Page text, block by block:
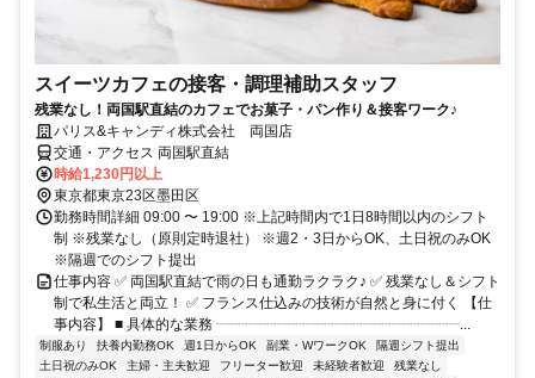
スイーツカフェの接客・調理補助スタッフ
残業なし！両国駅直結のカフェでお菓子・パン作り＆接客ワーク♪
パリス&キャンディ株式会社 両国店
交通・アクセス 両国駅直結
時給1,230円以上
東京都東京23区墨田区
勤務時間詳細 09:00 〜 19:00 ※上記時間内で1日8時間以内のシフト
制 ※残業なし（原則定時退社） ※週2・3日からOK、土日祝のみOK
※隔週でのシフト提出
仕事内容 ✅ 両国駅直結で雨の日も通勤ラクラク♪ ✅ 残業なし＆シフト
制で私生活と両立！ ✅ フランス仕込みの技術が自然と身に付く 【仕
事内容】 ■ 具体的な業務 ┈┈┈┈┈┈┈┈┈┈┈┈┈┈┈┈┈...
制服あり 扶養内勤務OK 週1日からOK 副業・WワークOK
隔週シフト提出
土日祝のみOK
主婦・主夫歓迎 フリーター歓迎 未経験者歓迎
残業なし